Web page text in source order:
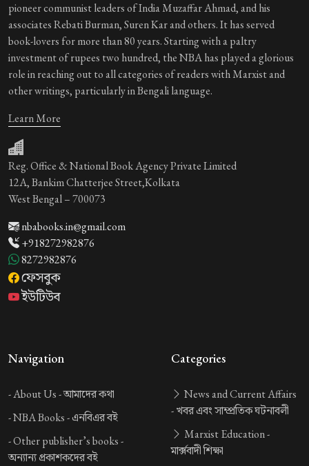
pioneer communist leaders of India Muzaffar Ahmad, and his
associates Rebati Burman, Suren Kar and others. It has served
book-lovers for more than 80 years. Starting with a paltry
investment of rupees two hundred, the NBA has played a glorious
role in reaching out to all categories of readers with Marxist and
other writings, particularly in Bengali language.
Learn More
Reg. Office & National Book Agency Private Limited
12A, Bankim Chatterjee Street,Kolkata
West Bengal – 700073
nbabooks.in@gmail.com
+918272982876
8272982876
ফেসবুক
ইউটিউব
Navigation
-About Us -আমাদের কথা
-NBA Books -এনবিএর বই
-Other publisher’s books -
অন্যান্য প্রকাশকদের বই
Categories
News and Current Affairs
-খবর এবং সাম্প্রতিক ঘটনাবলী
Marxist Education -
মার্ক্সবাদী শিক্ষা